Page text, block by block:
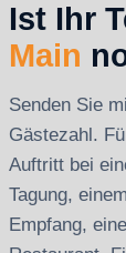
Ist Ihr
Main
Senden Sie
Gästezahl.
Auftritt bei
Tagung,
Empfang,